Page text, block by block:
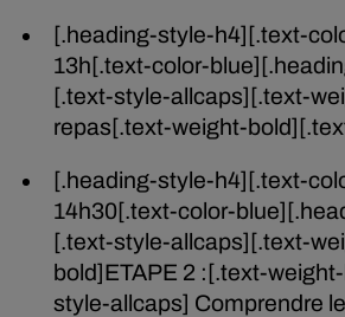
[.heading-style-h4][.text-
13h[.text-color-
[.text-style-allcaps][.text-
repas[.text-weight-
[.heading-style-h4][.text-
14h30[.text-color-
[.text-style-allcaps][.text-
bold]ETAPE 2 :[.text-
style-allcaps] Comprendre